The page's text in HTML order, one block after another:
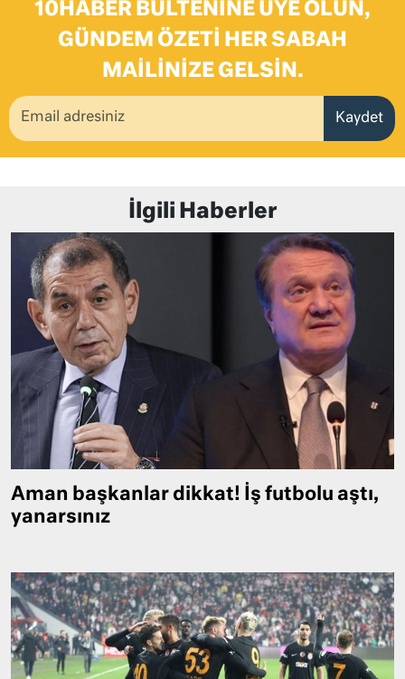
10HABER BÜLTENINE ÜYE OLUN,
GÜNDEM ÖZETI HER SABAH
MAILINIZE GELSIN.
Kaydet
İlgili Haberler
Aman başkanlar dikkat! İş futbolu aştı,
yanarsınız